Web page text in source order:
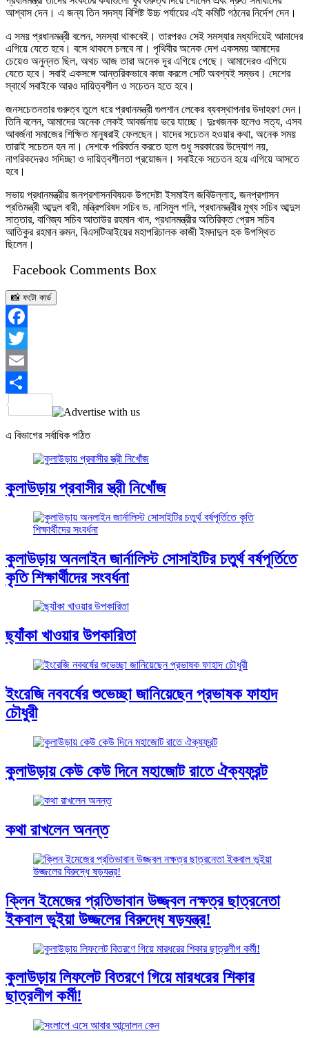
আশ্বাস দেন। এ জন্য তিন সদস্য বিশিষ্ট উচ্চ পর্যায়ের এই কমিটি গঠনের নির্দেশ দেন।
এ সময় প্রধানমন্ত্রী বলেন, সমস্যা থাকবেই। তারপরও সেই সমস্যার মধ্যদিয়েই আমাদের
এগিয়ে যেতে হবে। বসে থাকলে চলবে না। পৃথিবীর অনেক দেশ একসময় আমাদের
চেয়েও অনুন্নত ছিল, অথচ আজ তারা অনেক দূর এগিয়ে গেছে। আমাদেরও এগিয়ে
যেতে হবে। সবাই একসঙ্গে আন্তরিকভাবে কাজ করলে সেটি অবশ্যই সম্ভব। দেশের
স্বার্থে সবাইকে আরও দায়িত্বশীল ও সচেতন হতে হবে।
জনসচেতনতার গুরুত্ব তুলে ধরে প্রধানমন্ত্রী গুলশান লেকের ব্যবস্থাপনার উদাহরণ দেন।
তিনি বলেন, আমাদের অনেক লেকই আবর্জনায় ভরে যাচ্ছে। দুঃখজনক হলেও সত্য, এসব
আবর্জনা সমাজের শিক্ষিত মানুষরাই ফেলছেন। যাদের সচেতন হওয়ার কথা, অনেক সময়
তারাই সচেতন হন না। দেশকে পরিবর্তন করতে হলে শুধু সরকারের উদ্যোগ নয়,
নাগরিকদেরও সদিচ্ছা ও দায়িত্বশীলতা প্রয়োজন। সবাইকে সচেতন হয়ে এগিয়ে আসতে
হবে।
সভায় প্রধানমন্ত্রীর জনপ্রশাসনবিষয়ক উপদেষ্টা ইসমাইল জবিউল্লাহ, জনপ্রশাসন
প্রতিমন্ত্রী আব্দুল বারী, মন্ত্রিপরিষদ সচিব ড. নাসিমুল গনি, প্রধানমন্ত্রীর মুখ্য সচিব আব্দুস
সাত্তার, বাণিজ্য সচিব আতাউর রহমান খান, প্রধানমন্ত্রীর অতিরিক্ত প্রেস সচিব
আতিকুর রহমান রুমন, বিএসটিআইয়ের মহাপরিচালক কাজী ইমদাদুল হক উপস্থিত
ছিলেন।
Facebook Comments Box
📸 ফটো কার্ড
Facebook
Twitter
Email
Share
এ বিভাগের সর্বাধিক পঠিত
কুলাউড়ায় প্রবাসীর স্ত্রী নিখোঁজ
কুলাউড়ায় অনলাইন জার্নালিস্ট সোসাইটির চতুর্থ বর্ষপূর্তিতে
কৃতি শিক্ষার্থীদের সংবর্ধনা
ছ্যাঁকা খাওয়ার উপকারিতা
ইংরেজি নববর্ষের শুভেচ্ছা জানিয়েছেন প্রভাষক ফাহাদ
চৌধুরী
কুলাউড়ায় কেউ কেউ দিনে মহাজোট রাতে ঐক্যফ্রন্ট
কথা রাখলেন অনন্ত
ক্লিন ইমেজের প্রতিভাবান উজ্জ্বল নক্ষত্র ছাত্রনেতা
ইকবাল ভূইয়া উজ্জলের বিরুদ্ধে ষড়যন্ত্র!
কুলাউড়ায় লিফলেট বিতরণে গিয়ে মারধরের শিকার
ছাত্রলীগ কর্মী!